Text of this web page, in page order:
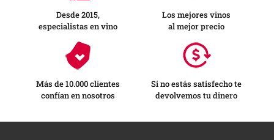
Desde 2015,
especialistas en vino
Los mejores vinos
al mejor precio
Más de 10.000 clientes
confían en nosotros
Si no estás satisfecho te
devolvemos tu dinero